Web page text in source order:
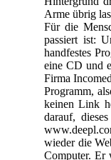
Arme übrig
Für die
passiert ist:
handfestes
eine CD und
Firma
Programm,
keinen Link
darauf,
wieder die
Computer. Er